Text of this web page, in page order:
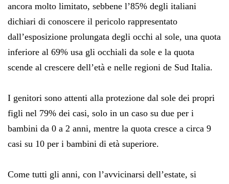
ancora molto limitato, sebbene l’85% degli italiani
dichiari di conoscere il pericolo rappresentato
dall’esposizione prolungata degli occhi al sole, una quota
inferiore al 69% usa gli occhiali da sole e la quota
scende al crescere dell’età e nelle regioni de Sud Italia.
I genitori sono attenti alla protezione dal sole dei propri
figli nel 79% dei casi, solo in un caso su due per i
bambini da 0 a 2 anni, mentre la quota cresce a circa 9
casi su 10 per i bambini di età superiore.
Come tutti gli anni, con l’avvicinarsi dell’estate, si